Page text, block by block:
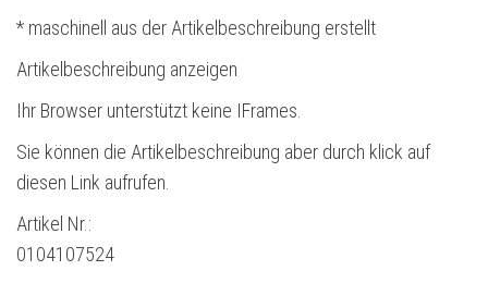
* maschinell aus der Artikelbeschreibung erstellt
Artikelbeschreibung anzeigen
Ihr Browser unterstützt keine IFrames.
Sie können die Artikelbeschreibung aber durch klick auf
diesen Link aufrufen.
Artikel Nr.:
0104107524